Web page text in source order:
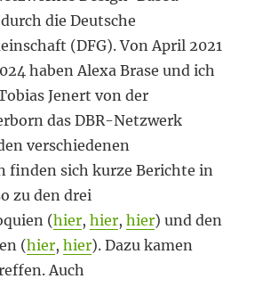
die Deutsche
(DFG). Von April 2021
haben Alexa Brase und ich
Jenert von der
das DBR-Netzwerk
verschiedenen
finden sich kurze Berichte in
zu den drei
(hier,hier,hier) und den
(hier,hier). Dazu kamen
Auch